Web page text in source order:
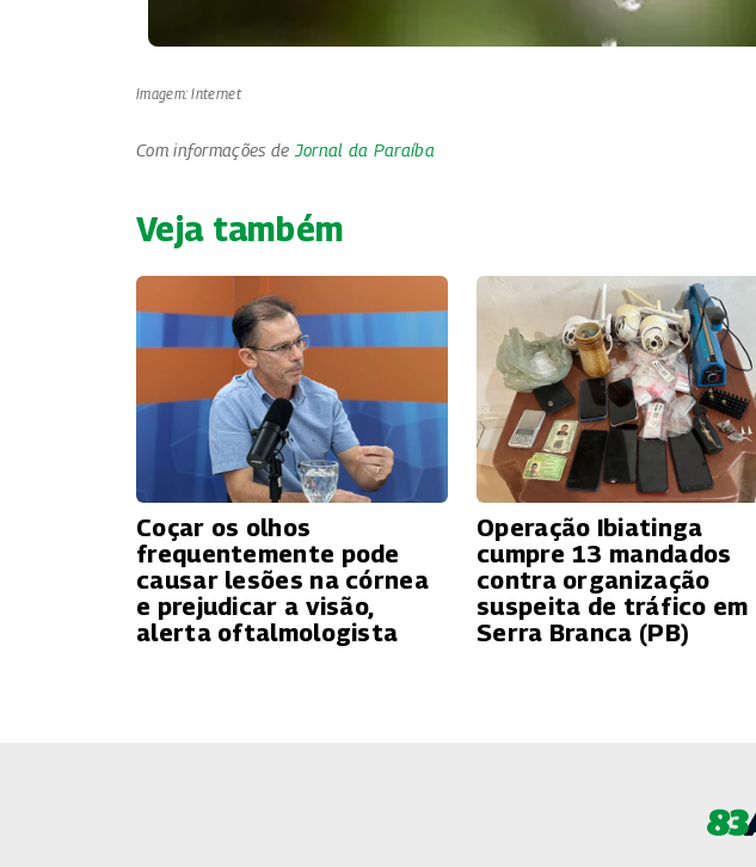
Imagem: Internet
Com informações de Jornal da Paraíba
Veja também
Coçar os olhos
frequentemente pode
causar lesões na córnea
e prejudicar a visão,
alerta oftalmologista
Operação Ibiatinga
cumpre 13 mandados
contra organização
suspeita de tráfico em
Serra Branca (PB)